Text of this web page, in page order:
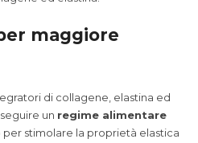
maggiore
di collagene, elastina ed
un regime alimentare
stimolare la proprietà elastica